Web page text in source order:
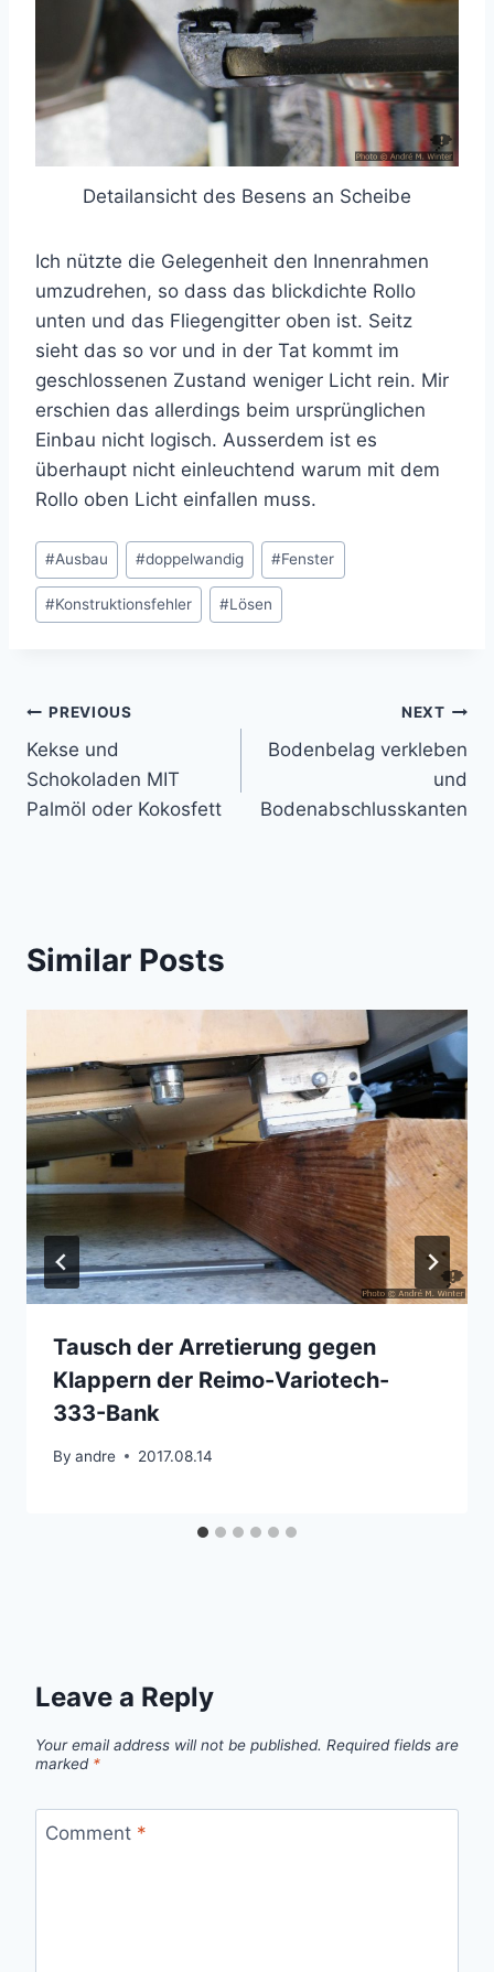
Detailansicht des Besens an Scheibe
Ich nützte die Gelegenheit den Innenrahmen
umzudrehen, so dass das blickdichte Rollo
unten und das Fliegengitter oben ist. Seitz
sieht das so vor und in der Tat kommt im
geschlossenen Zustand weniger Licht rein. Mir
erschien das allerdings beim ursprünglichen
Einbau nicht logisch. Ausserdem ist es
überhaupt nicht einleuchtend warum mit dem
Rollo oben Licht einfallen muss.
Post
Tags:
#Ausbau #doppelwandig #Fenster
#Konstruktionsfehler #Lösen
Post
navigation
PREVIOUS
Kekse und
Schokoladen MIT
Palmöl oder Kokosfett
NEXT
Bodenbelag verkleben
und
Bodenabschlusskanten
Similar Posts
Tausch der Arretierung gegen
Klappern der Reimo-Variotech-
333-Bank
By andre 2017.08.14
Leave a Reply
Your email address will not be published. Required fields are
marked *
Comment *